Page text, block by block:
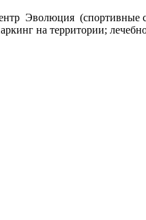
Эволюция (спортивные
на территории;